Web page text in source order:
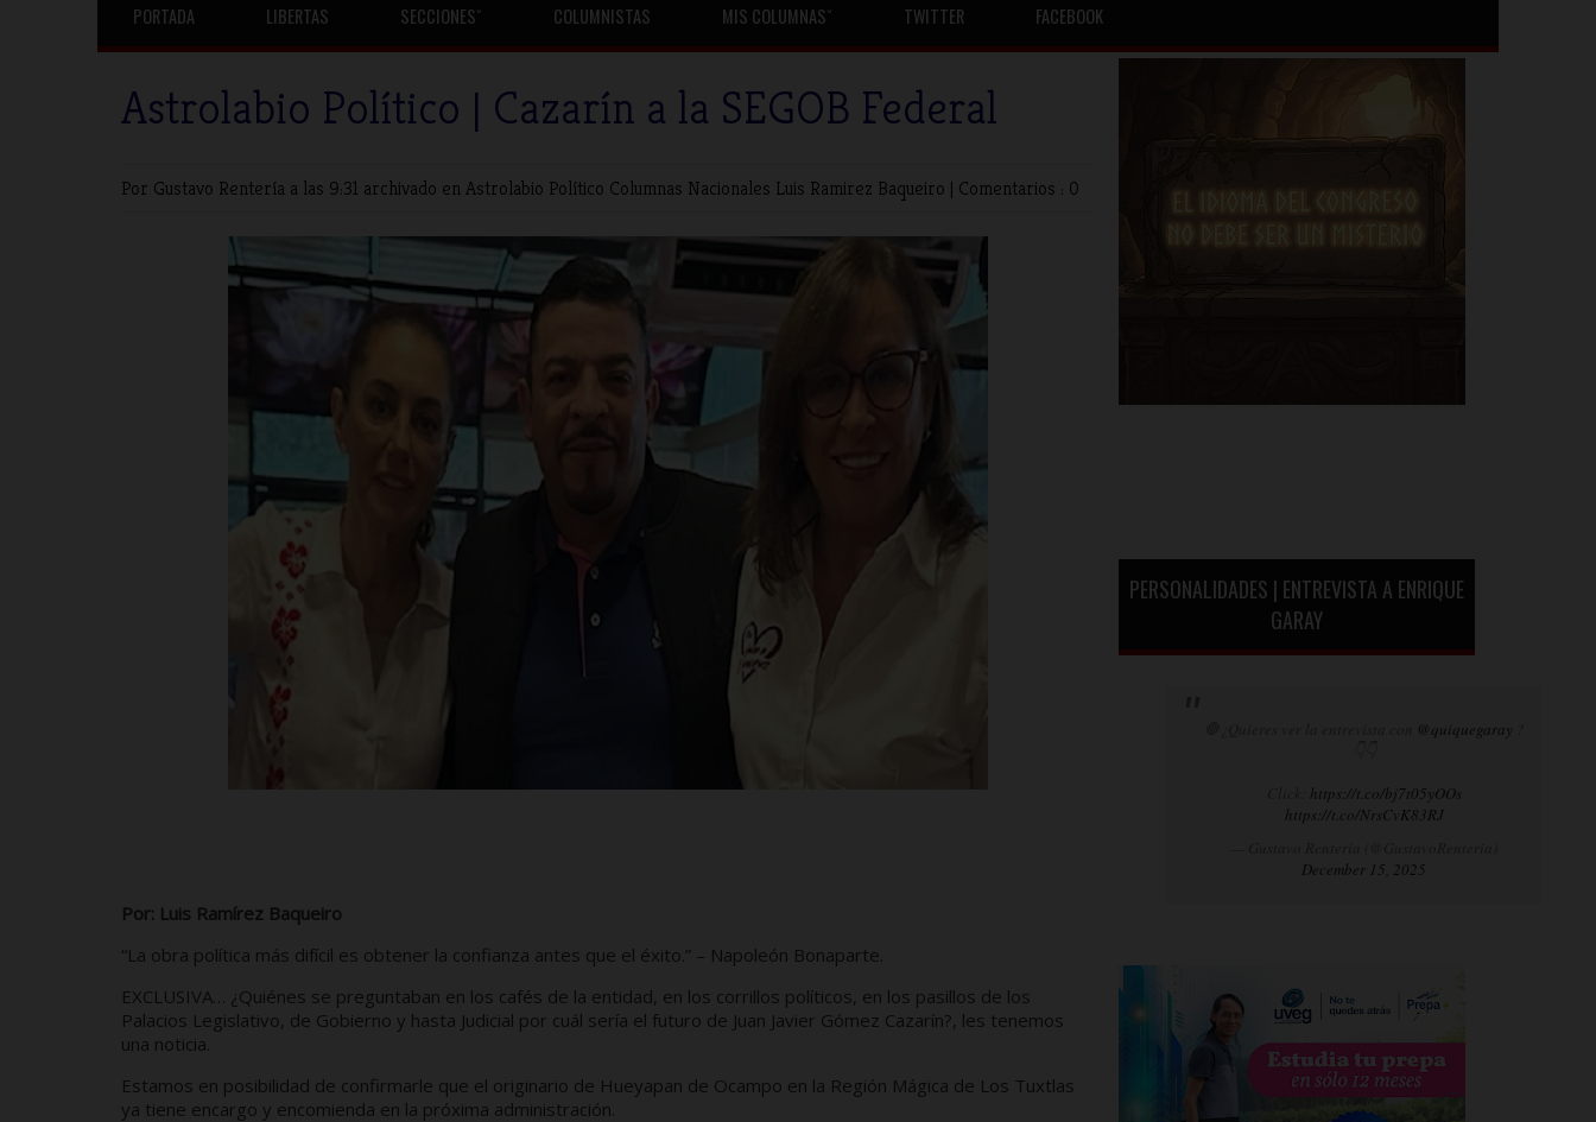
PORTADA LIBERTAS SECCIONESˇ COLUMNISTAS MIS COLUMNASˇ TWITTER FACEBOOK
Astrolabio Político | Cazarín a la SEGOB Federal
Por Gustavo Rentería a las 9:31 archivado enAstrolabio Político Columnas Nacionales Luis Ramirez Baqueiro | Comentarios : 0
Por: Luis Ramírez Baqueiro
“La obra política más difícil es obtener la confianza antes que el éxito.” – Napoleón Bonaparte.
EXCLUSIVA… ¿Quiénes se preguntaban en los cafés de la entidad, en los corrillos políticos, en los pasillos de los
Palacios Legislativo, de Gobierno y hasta Judicial por cuál sería el futuro de Juan Javier Gómez Cazarín?, les tenemos
una noticia.
Estamos en posibilidad de confirmarle que el originario de Hueyapan de Ocampo en la Región Mágica de Los Tuxtlas
ya tiene encargo y encomienda en la próxima administración.
PERSONALIDADES | ENTREVISTA A ENRIQUE
GARAY
@quiquegaray
https://t.co/bj7t05yOOs
https://t.co/NrsCvK83RJ
December 15, 2025